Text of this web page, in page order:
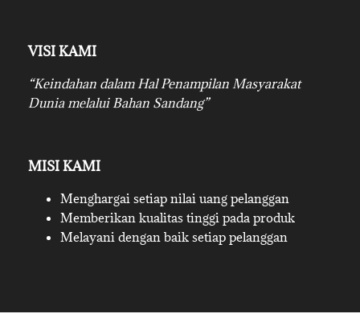
VISI KAMI
“Keindahan dalam Hal Penampilan Masyarakat
Dunia melalui Bahan Sandang”
MISI KAMI
Menghargai setiap nilai uang pelanggan
Memberikan kualitas tinggi pada produk
Melayani dengan baik setiap pelanggan